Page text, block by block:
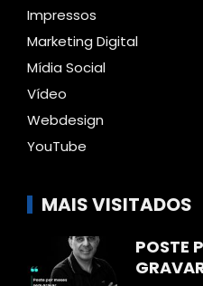
Impressos
Marketing Digital
Mídia Social
Vídeo
Webdesign
YouTube
MAIS VISITADOS
POSTE